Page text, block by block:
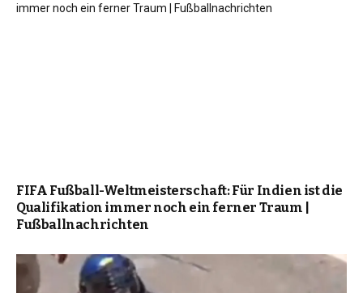
FIFA Fußball-Weltmeisterschaft: Für Indien ist die
Qualifikation immer noch ein ferner Traum |
Fußballnachrichten